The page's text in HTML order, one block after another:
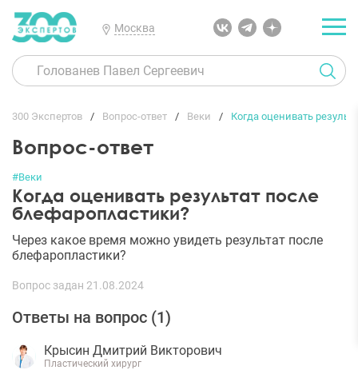
Москва
300 Экспертов Вопрос-ответ Веки Когда оценивать
Вопрос-ответ
#Веки
Когда оценивать результат после
блефаропластики?
Через какое время можно увидеть результат после
блефаропластики?
Вопрос задан 21.08.2024
Ответы на вопрос (1)
Крысин Дмитрий Викторович
Пластический хирург